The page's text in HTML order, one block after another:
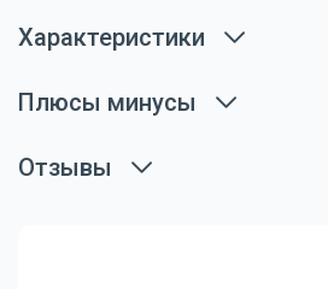
Характеристики
Плюсы минусы
Отзывы